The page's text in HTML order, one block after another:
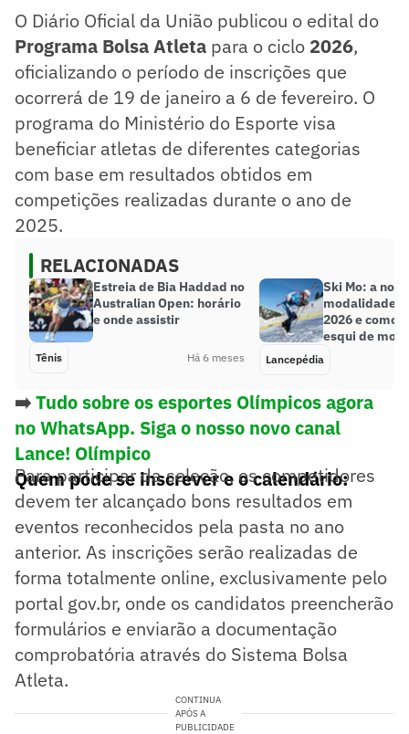
O Diário Oficial da União publicou o edital do
Programa Bolsa Atleta para o ciclo 2026,
oficializando o período de inscrições que
ocorrerá de 19 de janeiro a 6 de fevereiro. O
programa do Ministério do Esporte visa
beneficiar atletas de diferentes categorias
com base em resultados obtidos em
competições realizadas durante o ano de
2025.
RELACIONADAS
Estreia de Bia Haddad no
Australian Open: horário
e onde assistir
Tênis Há 6 meses
Ski Mo: a nova
modalidade
2026 e como
esqui de
Lancepédia
➡️Tudo sobre os esportes Olímpicos agora
no WhatsApp. Siga o nosso novo canal
Lance! Olímpico
Quem pode se inscrever e o calendário:
Para participar da seleção, os competidores
devem ter alcançado bons resultados em
eventos reconhecidos pela pasta no ano
anterior. As inscrições serão realizadas de
forma totalmente online, exclusivamente pelo
portal gov.br, onde os candidatos preencherão
formulários e enviarão a documentação
comprobatória através do Sistema Bolsa
Atleta.
CONTINUA
APÓS A
PUBLICIDADE